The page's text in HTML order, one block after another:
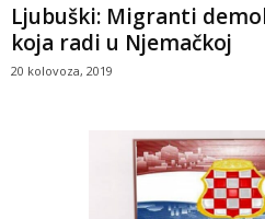
Ljubuški: Migranti
koja radi u Njemačkoj
20 kolovoza, 2019